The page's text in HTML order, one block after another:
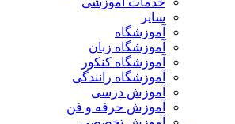
سایر
آموزشگاه
آموزشگاه زبان
آموزشگاه کنکور
آموزشگاه رانندگی
آموزش درسی
آموزش حرفه و فن